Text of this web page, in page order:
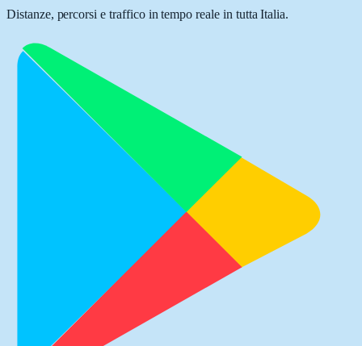
Distanze, percorsi e traffico in tempo reale in tutta Italia.